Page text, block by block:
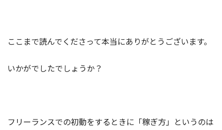
ここまで読んでくださって本当にありがとうございます。
いかがでしたでしょうか？
フリーランスでの初動をするときに「稼ぎ方」というのは